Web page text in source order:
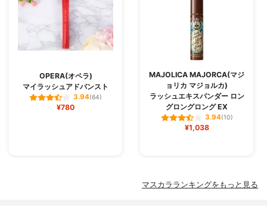
OPERA(オペラ)
マイラッシュアドバンスト
3.94(64)
¥780
MAJOLICA MAJORCA(マジ
ョリカ マジョルカ)
ラッシュエキスパンダー ロン
グロングロング EX
3.94(10)
¥1,038
マスカラランキングをもっと見る